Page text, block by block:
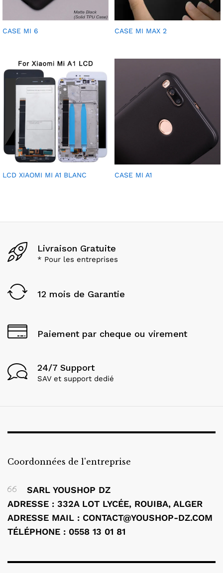
CASE MI 6 CASE MI MAX 2
LCD XIAOMI MI A1 BLANC CASE MI A1
Livraison Gratuite
* Pour les entreprises
12 mois de Garantie
Paiement par cheque ou virement
24/7 Support
SAV et support dedié
Coordonnées de l'entreprise
SARL YOUSHOP DZ
ADRESSE : 332A LOT LYCÉE, ROUIBA, ALGER
ADRESSE MAIL : CONTACT@YOUSHOP-DZ.COM
TÉLÉPHONE : 0558 13 01 81